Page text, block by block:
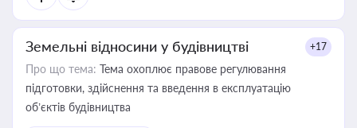
Земельні відносини у будівництві +17
Про що тема: Тема охоплює правове регулювання
підготовки, здійснення та введення в експлуатацію
об’єктів будівництва